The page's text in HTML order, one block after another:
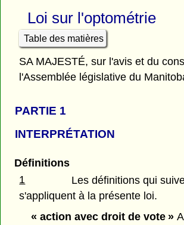
Loi sur l'optométrie
Table des matières
SA MAJESTÉ, sur l'avis et du
l'Assemblée législative du
PARTIE 1
INTERPRÉTATION
Définitions
1
Les définitions qui
s'appliquent à la présente loi.
« action avec droit de vote »